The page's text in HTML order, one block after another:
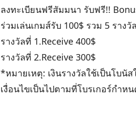
ลงทะเบียนฟรีสัมมนา รับฟรี!!
ร่วมเล่นเกมส์รับ 100$ รวม 5 ราง
รางวัลที่ 1.Receive 400$
รางวัลที่ 2.Receive 300$
*หมายเหตุ: เงินรางวัลใช้เป็นโบนั
เงื่อนไขเป็นไปตามที่โบรเกอร์กำห